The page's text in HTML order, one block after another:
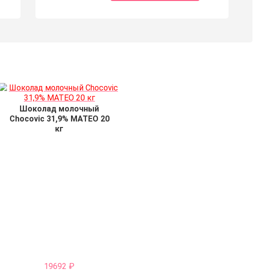
Шоколад молочный
Chocovic 31,9% МАТЕО 20
кг
19692 ₽